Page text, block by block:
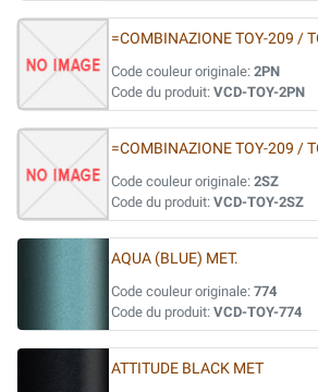
=COMBINAZIONE TOY-209 /
Code couleur originale: 2PN
Code du produit: VCD-TOY-2PN
=COMBINAZIONE TOY-209 /
Code couleur originale: 2SZ
Code du produit: VCD-TOY-2SZ
AQUA (BLUE) MET.
Code couleur originale: 774
Code du produit: VCD-TOY-774
ATTITUDE BLACK MET